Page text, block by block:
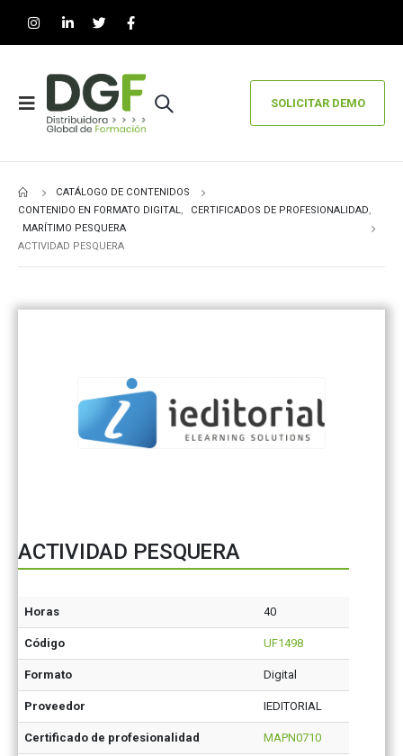
SOLICITAR DEMO
CATÁLOGO DE CONTENIDOS
CONTENIDO EN FORMATO DIGITAL, CERTIFICADOS DE PROFESIONALIDAD,
MARÍTIMO PESQUERA
ACTIVIDAD PESQUERA
ACTIVIDAD PESQUERA
Horas 40
Código UF1498
Formato Digital
Proveedor IEDITORIAL
Certificado de profesionalidad MAPN0710